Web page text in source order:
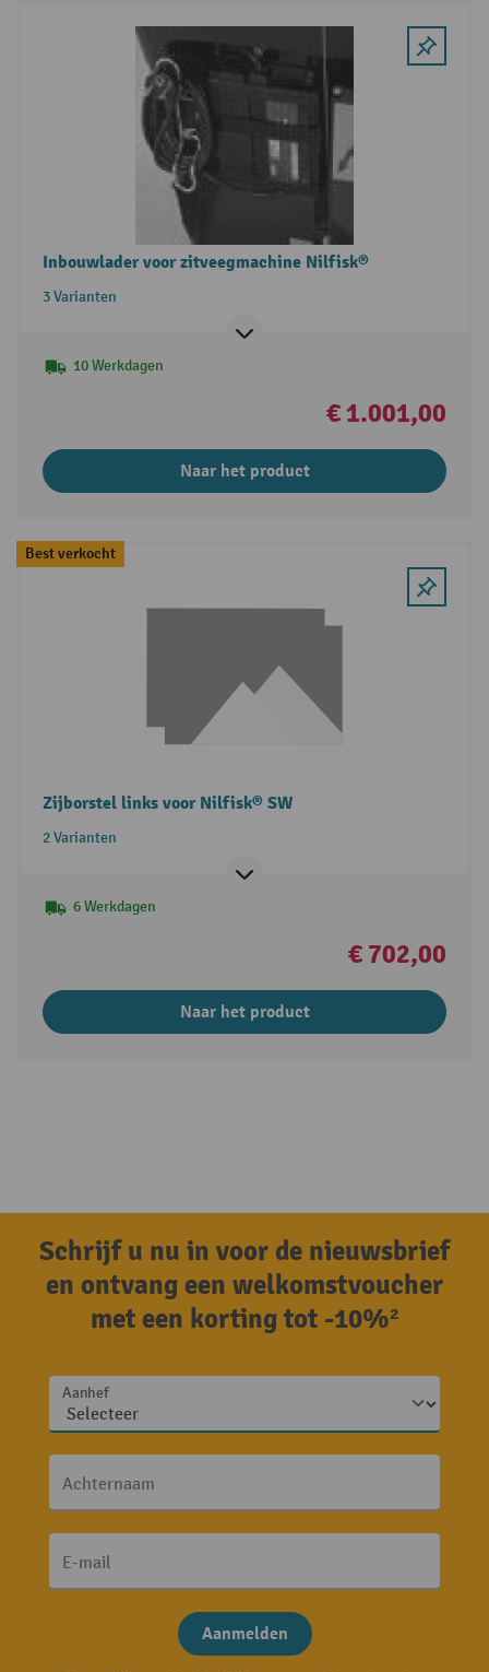
Inbouwlader voor zitveegmachine Nilfisk®
3 Varianten
10 Werkdagen
€ 1.001,00
Naar het product
Best verkocht
Zijborstel links voor Nilfisk® SW
2 Varianten
6 Werkdagen
€ 702,00
Naar het product
Schrijf u nu in voor de nieuwsbrief
en ontvang een welkomstvoucher
met een korting tot -10%²
Aanhef
Achternaam
E-mail
Aanmelden